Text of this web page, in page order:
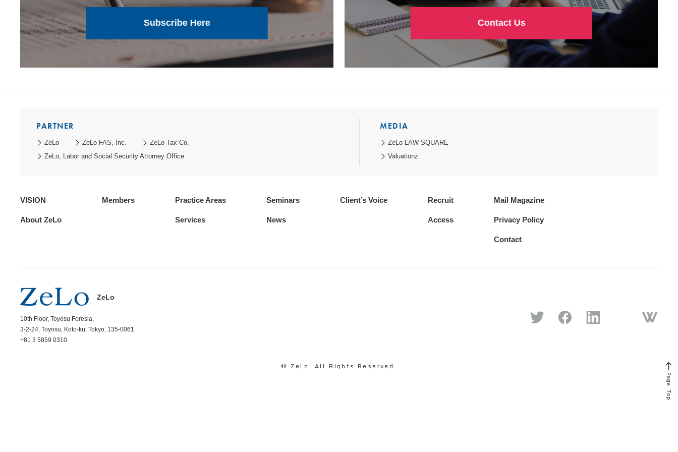
Subscribe Here Contact Us
PARTNER
ZeLo ZeLo FAS, Inc.
ZeLo Tax Co.
ZeLo, Labor and Social Security Attorney Office
MEDIA
ZeLo LAW SQUARE
Valuationz
VISION
About ZeLo
Members Practice Areas
Services
Seminars
News
Client’s Voice Recruit
Access
Mail Magazine
Privacy Policy
Contact
ZeLo
10th Floor, Toyosu Foresia,
3-2-24, Toyosu, Koto-ku, Tokyo, 135-0061
+81 3 5859 0310
© ZeLo, All Rights Reserved.
Page Top